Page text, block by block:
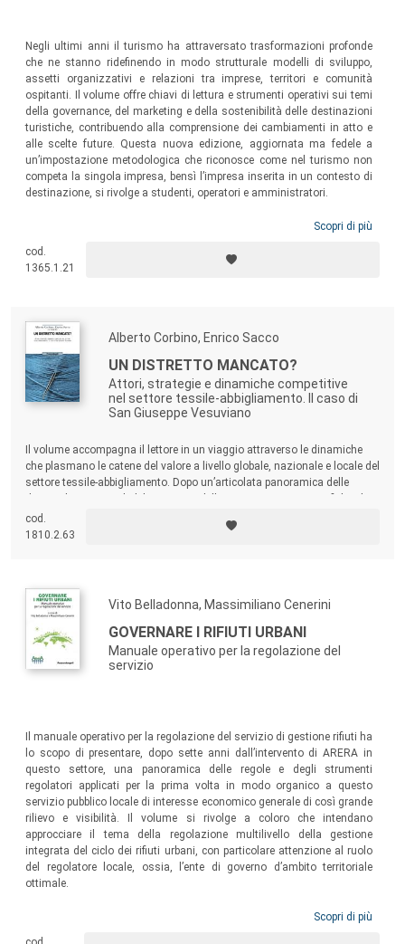
Negli ultimi anni il turismo ha attraversato trasformazioni profonde
che ne stanno ridefinendo in modo strutturale modelli di sviluppo,
assetti organizzativi e relazioni tra imprese, territori e comunità
ospitanti. Il volume offre chiavi di lettura e strumenti operativi sui temi
della governance, del marketing e della sostenibilità delle destinazioni
turistiche, contribuendo alla comprensione dei cambiamenti in atto e
alle scelte future. Questa nuova edizione, aggiornata ma fedele a
un’impostazione metodologica che riconosce come nel turismo non
competa la singola impresa, bensì l’impresa inserita in un contesto di
destinazione, si rivolge a studenti, operatori e amministratori.
Scopri di più
cod.
1365.1.21
Alberto Corbino, Enrico Sacco
UN DISTRETTO MANCATO?
Attori, strategie e dinamiche competitive
nel settore tessile-abbigliamento. Il caso di
San Giuseppe Vesuviano
Il volume accompagna il lettore in un viaggio attraverso le dinamiche
che plasmano le catene del valore a livello globale, nazionale e locale del
settore tessile-abbigliamento. Dopo un’articolata panoramica delle
testo presenta i risultati di una ricerca empirica dedicata al distretto di
San Giuseppe Vesuviano, nel cuore del Napoletano.
cod.
1810.2.63
Vito Belladonna, Massimiliano Cenerini
GOVERNARE I RIFIUTI URBANI
Manuale operativo per la regolazione del
servizio
Il manuale operativo per la regolazione del servizio di gestione rifiuti ha
lo scopo di presentare, dopo sette anni dall’intervento di ARERA in
questo settore, una panoramica delle regole e degli strumenti
regolatori applicati per la prima volta in modo organico a questo
servizio pubblico locale di interesse economico generale di così grande
rilievo e visibilità. Il volume si rivolge a coloro che intendano
approcciare il tema della regolazione multilivello della gestione
integrata del ciclo dei rifiuti urbani, con particolare attenzione al ruolo
del regolatore locale, ossia, l’ente di governo d’ambito territoriale
ottimale.
Scopri di più